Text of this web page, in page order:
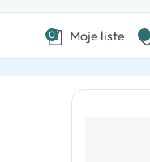
0 Moje liste